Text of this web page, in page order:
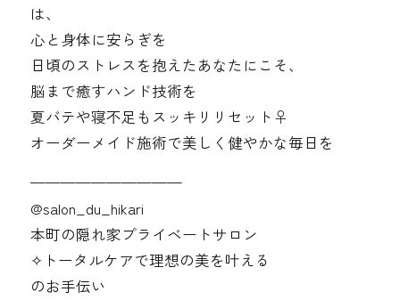
は、
心と身体に安らぎを
日頃のストレスを抱えたあなたにこそ、
脳まで癒すハンド技術を
夏バテや寝不足もスッキリリセット‍♀️
オーダーメイド施術で美しく健やかな毎日を
——————————
@‌salon_du_hikari
本町の隠れ家プライベートサロン
✧︎トータルケアで理想の美を叶える
のお手伝い